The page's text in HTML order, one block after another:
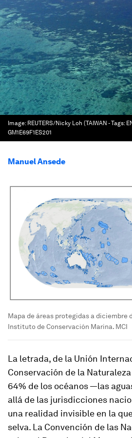
Image: REUTERS/Nicky Loh (TAIWAN - Tags:
GM1E69F1ES201
Manuel Ansede
Mapa de áreas protegidas a diciembre
Instituto de Conservación Marina. MCI
La letrada, de la Unión
Conservación de la Naturaleza
64% de los océanos —las
allá de las jurisdicciones
una realidad invisible en la
selva. La Convención de las